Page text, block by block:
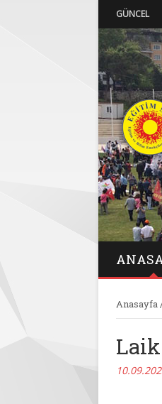
GÜNCEL
Anasayfa